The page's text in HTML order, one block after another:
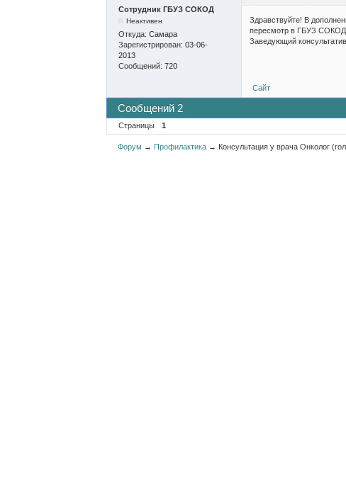
Сотрудник ГБУЗ СОКОД
Неактивен
Откуда: Самара
Зарегистрирован: 03-06-
2013
Сообщений: 720
Здравствуйте! В
пересмотр в ГБУЗ СОКОД.
Заведующий
Сайт
Сообщений 2
Страницы 1
Форум → Профилактика → Консультация у врача Онколог